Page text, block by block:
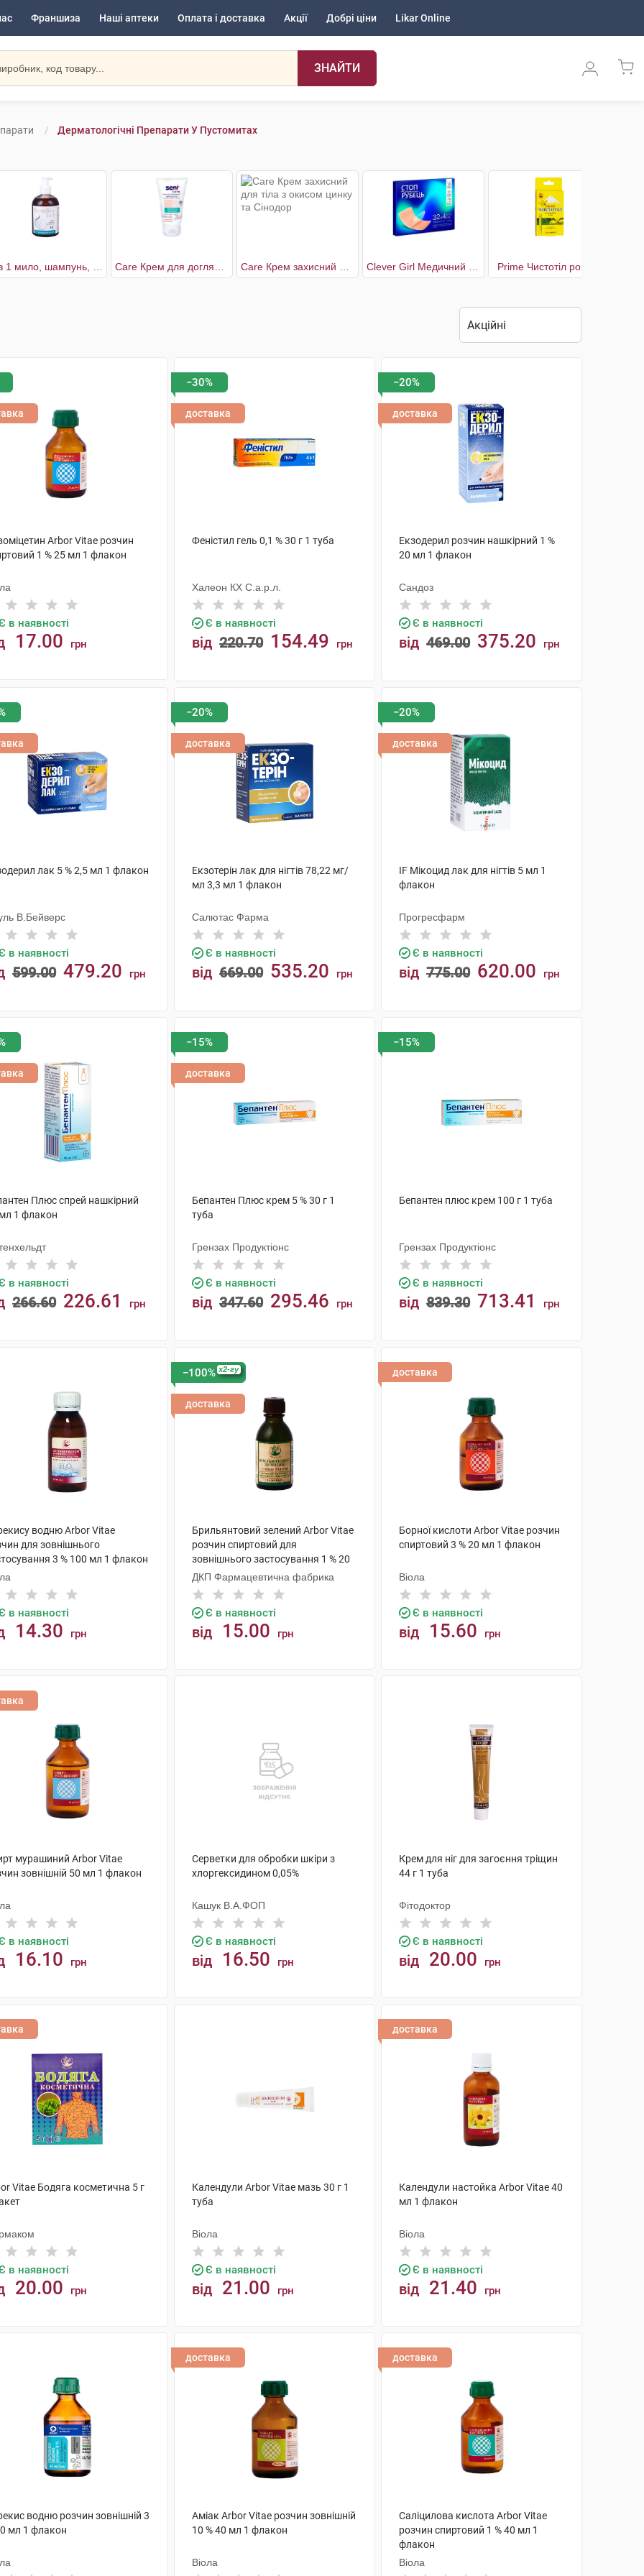
Франшиза Наші аптеки Оплата і доставка Акції Добрі ціни Likar Online
ЗНАЙТИ
Дерматологічні Препарати У Пустомитах
Prime Чистотіл розчин
Arbor Vitae розчин
1 % 25 мл 1 флакон
в наявності
17.00 грн
−30%
доставка
Феністил гель 0,1 % 30 г 1 туба
Халеон КХ С.а.р.л.
Є в наявності
від 220.70 154.49 грн
−20%
доставка
Екзодерил розчин нашкірний 1 %
20 мл 1 флакон
Сандоз
Є в наявності
від 469.00 375.20 грн
лак 5 % 2,5 мл 1 флакон
В.Бейверс
в наявності
599.00 479.20 грн
−20%
доставка
Екзотерін лак для нігтів 78,22 мг/
мл 3,3 мл 1 флакон
Салютас Фарма
Є в наявності
від 669.00 535.20 грн
−20%
доставка
IF Мікоцид лак для нігтів 5 мл 1
флакон
Прогресфарм
Є в наявності
від 775.00 620.00 грн
Плюс спрей нашкірний
1 флакон
в наявності
266.60 226.61 грн
−15%
доставка
Бепантен Плюс крем 5 % 30 г 1
туба
Грензах Продуктіонс
Є в наявності
від 347.60 295.46 грн
−15%
Бепантен плюс крем 100 г 1 туба
Грензах Продуктіонс
Є в наявності
від 839.30 713.41 грн
водню Arbor Vitae
для зовнішнього
3 % 100 мл 1 флакон
в наявності
14.30 грн
−100% x2-гу
доставка
Брильянтовий зелений Arbor Vitae
розчин спиртовий для
зовнішнього застосування 1 % 20
мл 1 флакон
ДКП Фармацевтична фабрика
Є в наявності
від 15.00 грн
доставка
Борної кислоти Arbor Vitae розчин
спиртовий 3 % 20 мл 1 флакон
Віола
Є в наявності
від 15.60 грн
мурашиний Arbor Vitae
зовнішній 50 мл 1 флакон
в наявності
16.10 грн
Серветки для обробки шкіри з
хлоргексидином 0,05%
Кашук В.А.ФОП
Є в наявності
від 16.50 грн
Крем для ніг для загоєння тріщин
44 г 1 туба
Фітодоктор
Є в наявності
від 20.00 грн
Vitae Бодяга косметична 5 г
в наявності
20.00 грн
Календули Arbor Vitae мазь 30 г 1
туба
Віола
Є в наявності
від 21.00 грн
доставка
Календули настойка Arbor Vitae 40
мл 1 флакон
Віола
Є в наявності
від 21.40 грн
водню розчин зовнішній 3
мл 1 флакон
доставка
Аміак Arbor Vitae розчин зовнішній
10 % 40 мл 1 флакон
Віола
доставка
Саліцилова кислота Arbor Vitae
розчин спиртовий 1 % 40 мл 1
флакон
Віола